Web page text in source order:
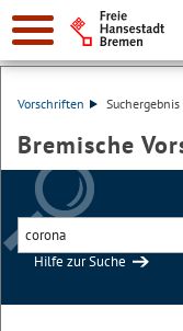
Vorschriften Suchergebnis
Bremische
Hilfe zur Suche